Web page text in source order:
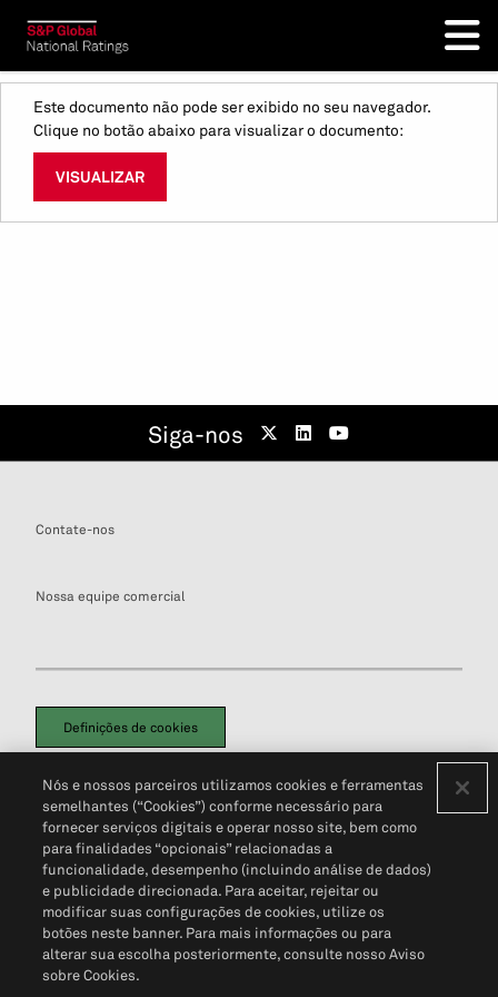
Este documento não pode ser exibido no seu navegador.
Clique no botão abaixo para visualizar o documento:
VISUALIZAR
Siga-nos
Contate-nos
Nossa equipe comercial
Definições de cookies
Política de PrivacidadePortal de privacidade do cliente (em inglês)
Não Venda Minhas Informações Pessoais© 2026 S&P Global
Nós e nossos parceiros utilizamos cookies e ferramentas
semelhantes (“Cookies”) conforme necessário para
fornecer serviços digitais e operar nosso site, bem como
para finalidades “opcionais” relacionadas a
funcionalidade, desempenho (incluindo análise de dados)
e publicidade direcionada. Para aceitar, rejeitar ou
modificar suas configurações de cookies, utilize os
botões neste banner. Para mais informações ou para
alterar sua escolha posteriormente, consulte nosso Aviso
sobre Cookies.